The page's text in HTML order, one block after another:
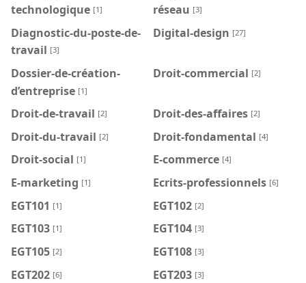
technologique [1]
réseau [3]
Diagnostic-du-poste-de-
travail [3]
Digital-design [27]
Dossier-de-création-
d’entreprise [1]
Droit-commercial [2]
Droit-de-travail [2] Droit-des-affaires [2]
Droit-du-travail [2] Droit-fondamental [4]
Droit-social [1] E-commerce [4]
E-marketing [1] Ecrits-professionnels [6]
EGT101 [1] EGT102 [2]
EGT103 [1] EGT104 [3]
EGT105 [2] EGT108 [3]
EGT202 [6] EGT203 [3]